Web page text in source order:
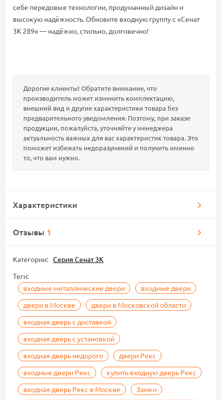
себе передовые технологии, продуманный дизайн и
высокую надёжность. Обновите входную группу с «Сенат
3К 289» — надёжно, стильно, долговечно!
Дорогие клиенты! Обратите внимание, что
производитель может изменить комплектацию,
внешний вид и другие характеристики товара без
предварительного уведомления. Поэтому, при заказе
продукции, пожалуйста, уточняйте у менеджера
актуальность важных для вас характеристик товара. Это
поможет избежать недоразумений и получить именно
то, что вам нужно.
Характеристики
Отзывы 1
Категории: Серия Сенат 3К
Теги:
входные металлические двери
входные двери
двери в Москве
двери в Московской области
входная дверь с доставкой
входная дверь с установкой
входная дверь недорого
двери Рекс
входные двери Рекс
купить входную дверь Рекс
входная дверь Рекс в Москве
Замки